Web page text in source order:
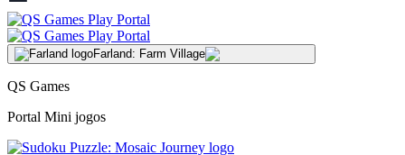
Farland: Farm Village
QS Games
Portal Mini jogos